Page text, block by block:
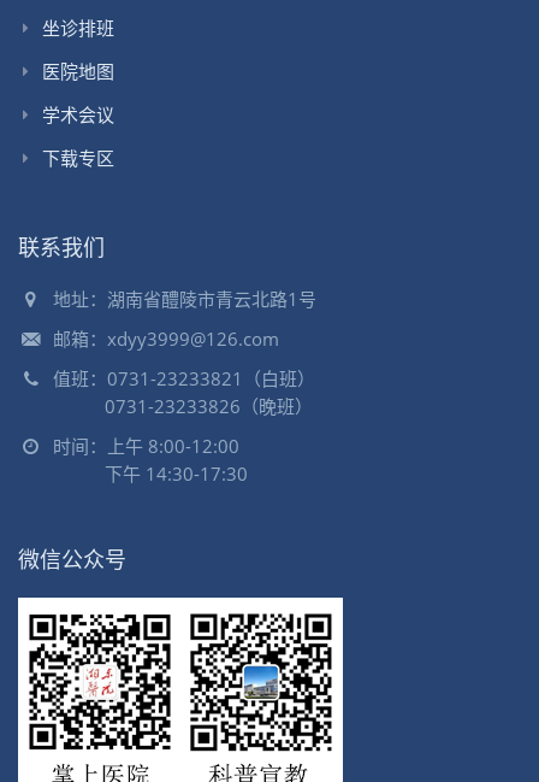
坐诊排班
医院地图
学术会议
下载专区
联系我们
地址：湖南省醴陵市青云北路1号
邮箱：xdyy3999@126.com
值班：0731-23233821（白班）
0731-23233826（晚班）
时间：上午 8:00-12:00
下午 14:30-17:30
微信公众号